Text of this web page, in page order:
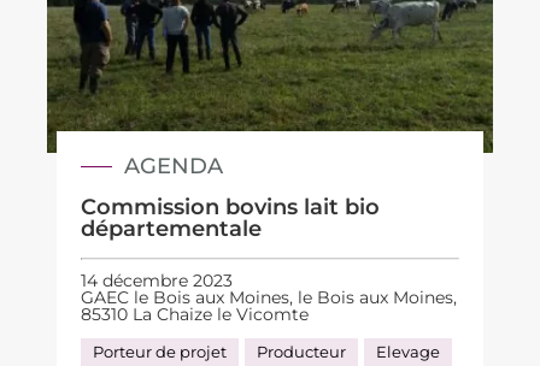
AGENDA
Commission bovins lait bio
départementale
14 décembre 2023
GAEC le Bois aux Moines, le Bois aux Moines,
85310 La Chaize le Vicomte
Porteur de projet Producteur Elevage